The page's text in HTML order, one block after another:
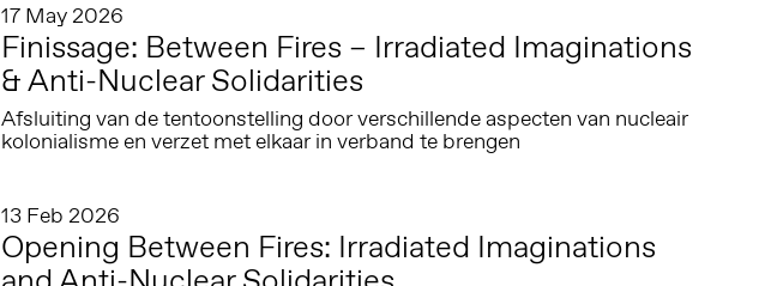
17 May 2026
Finissage: Between Fires – Irradiated Imaginations
& Anti-Nuclear Solidarities
Afsluiting van de tentoonstelling door verschillende aspecten van nucleair
kolonialisme en verzet met elkaar in verband te brengen
13 Feb 2026
Opening Between Fires: Irradiated Imaginations